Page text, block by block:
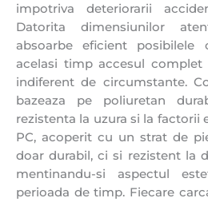
impotriva deteriorarii
Datorita dimensiunilor
absoarbe eficient posibilele
acelasi timp accesul
indiferent de circumstante.
bazeaza pe poliuretan
rezistenta la uzura si la factorii
PC, acoperit cu un strat de
doar durabil, ci si rezistent la
mentinandu-si aspectul
perioada de timp. Fiecare